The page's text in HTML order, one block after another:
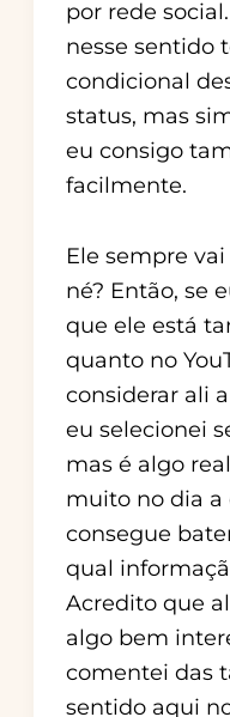
por rede
nesse sentido
condicional
status, mas
eu consigo
facilmente.
Ele sempre
né? Então, se
que ele está
quanto no
considerar ali
eu selecionei
mas é algo
muito no dia a
consegue
qual
Acredito que
algo bem
comentei das
sentido aqui